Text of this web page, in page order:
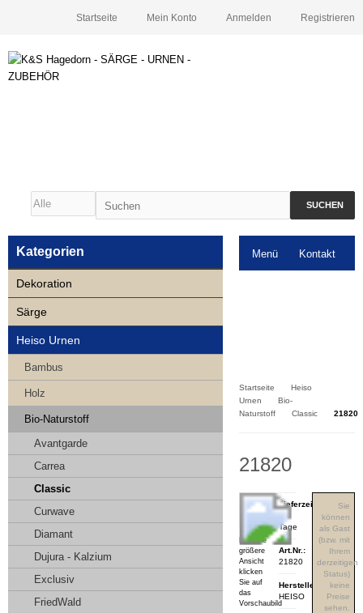
Registrieren
Anmelden
Mein Konto
Startseite
SUCHEN
Menü Kontakt
Startseite
Heiso
Urnen
Bio-
Naturstoff
Classic 21820
21820
Für eine
größere
Ansicht
klicken
Sie auf
das
Vorschaubild
Sie
können
als Gast
(bzw. mit
Ihrem
derzeitigen
Status)
keine
Preise
sehen.
Lieferzeit:
3-4
Tage
Art.Nr.:
21820
Hersteller:
HEISO
Kategorien
Dekoration
Särge
Heiso Urnen
Bambus
Holz
Bio-Naturstoff
Avantgarde
Carrea
Classic
Curwave
Diamant
Dujura - Kalzium
Exclusiv
FriedWald